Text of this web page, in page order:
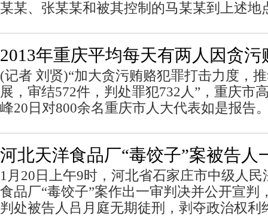
某某、张某某和被其控制的马某某到上述地
2013年重庆平均每天有两人因贪污
(记者 刘贤)“加大贪污贿赂犯罪打击力度，
展，审结572件，判处罪犯732人”，重庆市
峰20日对800余名重庆市人大代表如是报告
河北天洋食品厂“毒饺子”案被告人
1月20日上午9时，河北省石家庄市中级人
食品厂“毒饺子”案作出一审判决并公开宣判
判处被告人吕月庭无期徒刑，剥夺政治权利